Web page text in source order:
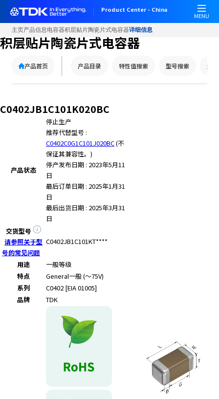
Product Center - China
MENU
主页产品信息电容器积层贴片陶瓷片式电容器详细信息
积层贴片陶瓷片式电容器
产品首页 产品目录 特性值搜索 型号搜索 型
C0402JB1C101K020BC
产品状态
停止生产
推荐代替型号 :
C0402C0G1C101J020BC(不
保证其兼容性。)
停产发布日期 : 2023年5月11
日
最后订单日期 : 2025年1月31
日
最后出货日期 : 2025年3月31
日
交货型号
请参照关于型
号的常见问题
C0402JB1C101KT****
用途
一般等级
特点
General一般 (～75V)
系列
C0402 [EIA 01005]
品牌
TDK